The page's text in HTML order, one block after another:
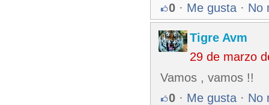
0 · Me gusta · No
Tigre Avm
29 de marzo
Vamos , vamos !!
0 · Me gusta · No